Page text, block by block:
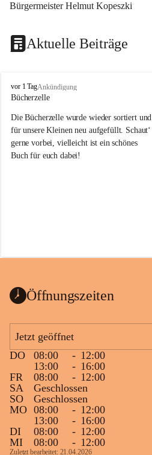
Bürgermeister Helmut Kopeszki
Aktuelle Beiträge
T
o
a
j
vor 1 TagAnkündigung
Bücherzelle
Die Bücherzelle wurde wieder sortiert und
für unsere Kleinen neu aufgefüllt. Schaut‘
gerne vorbei, vielleicht ist ein schönes
Buch für euch dabei!
Wanduhr (!) benutzt und musste
Das Gemeindeamt freut sich sehr über die
Spende >lesenswerter< Bücher und
vorsortiert in die Bücherzelle eingeräumt
werden können.
Gleichzeitig möchten wir uns bei all Jenen
sehr herzlich bedanken, die bereits viele
tolle Bücher spendiert haben.
Öffnungszeiten
Jetzt geöffnet
DO
08:00 - 12:00
13:00
- 16:00
FR
08:00 - 12:00
SA
Geschlossen
SO
Geschlossen
MO 08:00 - 12:00
13:00
- 16:00
DI
08:00 - 12:00
MI
08:00 - 12:00
Zuletzt bearbeitet: 21.04.2026